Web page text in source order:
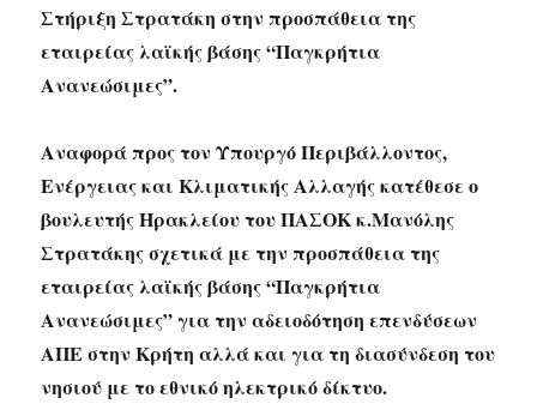
Στήριξη Στρατάκη στην προσπάθεια της
εταιρείας λαϊκής βάσης “Παγκρήτια
Ανανεώσιμες”.
Αναφορά προς τον Υπουργό Περιβάλλοντος,
Ενέργειας και Κλιματικής Αλλαγής κατέθεσε ο
βουλευτής Ηρακλείου του ΠΑΣΟΚ κ.Μανόλης
Στρατάκης σχετικά με την προσπάθεια της
εταιρείας λαϊκής βάσης “Παγκρήτια
Ανανεώσιμες” για την αδειοδότηση επενδύσεων
ΑΠΕ στην Κρήτη αλλά και για τη διασύνδεση του
νησιού με το εθνικό ηλεκτρικό δίκτυο.